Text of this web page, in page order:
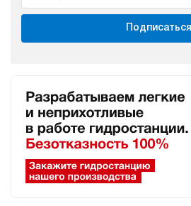
Подписаться